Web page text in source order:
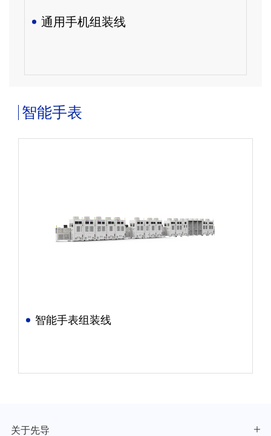
通用手机组装线
智能手表
智能手表组装线
关于先导